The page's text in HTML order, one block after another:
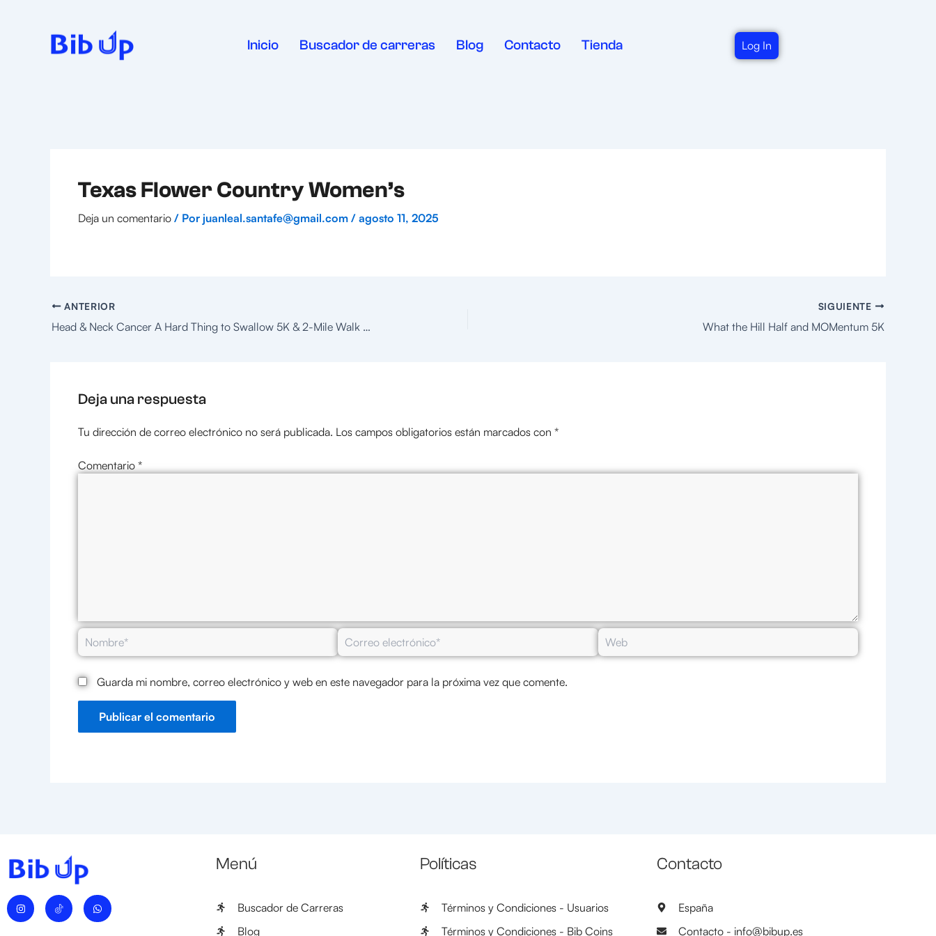
Inicio Buscador de carreras Blog Contacto Tienda Log In
Texas Flower Country Women’s
Deja un comentario / Por juanleal.santafe@gmail.com / agosto 11, 2025
ANTERIOR
Head & Neck Cancer A Hard Thing to Swallow 5K & 2-Mile Walk Colorado Springs
SIGUIENTE
What the Hill Half and MOMentum 5K
Deja una respuesta
Tu dirección de correo electrónico no será publicada. Los campos obligatorios están marcados con *
Comentario *
Nombre*
Correo
electrónico*
Web
Guarda mi nombre, correo electrónico y web en este navegador para la próxima vez que comente.
I
n
W
h
Menú
Buscador de Carreras
Blog
Políticas
Términos y Condiciones - Usuarios
Términos y Condiciones - Bib Coins
Contacto
España
Contacto - info@bibup.es